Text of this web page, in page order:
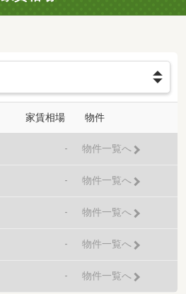
家賃相場 物件
- 物件一覧へ
- 物件一覧へ
- 物件一覧へ
- 物件一覧へ
- 物件一覧へ